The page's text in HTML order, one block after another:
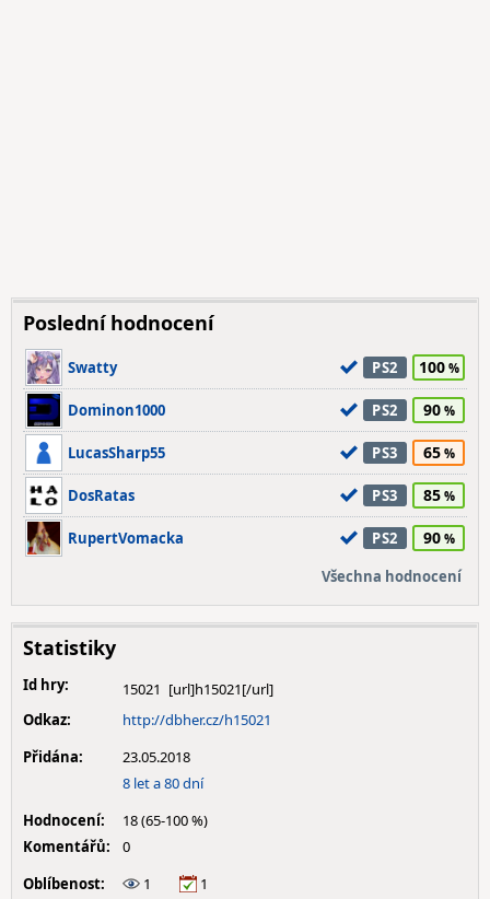
Poslední hodnocení
Swatty PS2 100
Dominon1000 PS2 90
LucasSharp55 PS3 65
DosRatas PS3 85
RupertVomacka PS2 90
Všechna hodnocení
Statistiky
Id hry:
15021
Odkaz:
http://dbher.cz/h15021
Přidána:
23.05.2018
8 let a 80 dní
Hodnocení:
18 (65-100 %)
Komentářů:
0
Oblíbenost:
1
1